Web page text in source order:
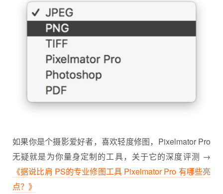
如果你是个摄影爱好者，喜欢轻度修图，Pixelmator Pro
无疑就是为你量身定制的工具，关于它的深度评测 →
《据说比肩 PS的专业修图工具 Pixelmator Pro 有哪些亮
点？》